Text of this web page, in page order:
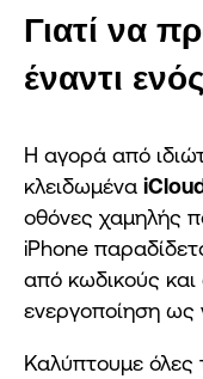
Γιατί να
έναντι
Η αγορά από
κλειδωμένα
οθόνες χαμηλής
iPhone
από κωδικούς και
ενεργοποίηση ως
Καλύπτουμε όλες